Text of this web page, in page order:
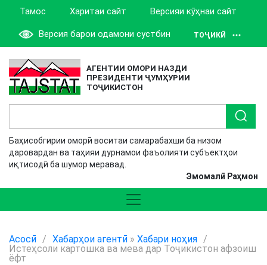
Тамос Харитаи сайт Версияи кӯҳнаи сайт
Версия барои одамони сустбин ТОҶИКӢ
АГЕНТИИ ОМОРИ НАЗДИ
ПРЕЗИДЕНТИ ҶУМҲУРИИ
ТОҶИКИСТОН
Баҳисобгирии оморӣ воситаи самарабахши ба низом
даровардан ва таҳияи дурнамои фаъолияти субъектҳои
иқтисодӣ ба шумор меравад.
Эмомалӣ Раҳмон
Асосӣ / Хабарҳои агентӣ » Хабари ноҳия /
Истеҳсоли картошка ва мева дар Тоҷикистон афзоиш
ёфт